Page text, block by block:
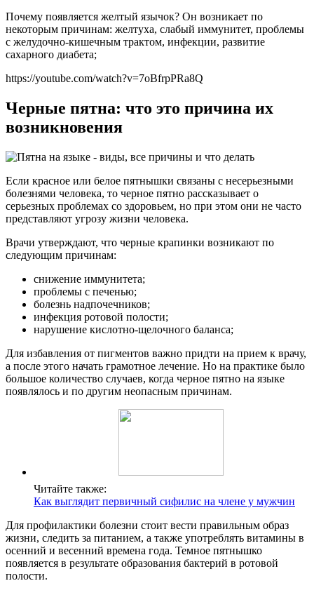
Почему появляется желтый язычок? Он возникает по
некоторым причинам: желтуха, слабый иммунитет, проблемы
с желудочно-кишечным трактом, инфекции, развитие
сахарного диабета;
https://youtube.com/watch?v=7oBfrpPRa8Q
Черные пятна: что это причина их
возникновения
Если красное или белое пятнышки связаны с несерьезными
болезнями человека, то черное пятно рассказывает о
серьезных проблемах со здоровьем, но при этом они не часто
представляют угрозу жизни человека.
Врачи утверждают, что черные крапинки возникают по
следующим причинам:
снижение иммунитета;
проблемы с печенью;
болезнь надпочечников;
инфекция ротовой полости;
нарушение кислотно-щелочного баланса;
Для избавления от пигментов важно придти на прием к врачу,
а после этого начать грамотное лечение. Но на практике было
большое количество случаев, когда черное пятно на языке
появлялось и по другим неопасным причинам.
Читайте также:
Как выглядит первичный сифилис на члене у мужчин
Для профилактики болезни стоит вести правильным образ
жизни, следить за питанием, а также употреблять витамины в
осенний и весенний времена года. Темное пятнышко
появляется в результате образования бактерий в ротовой
полости.